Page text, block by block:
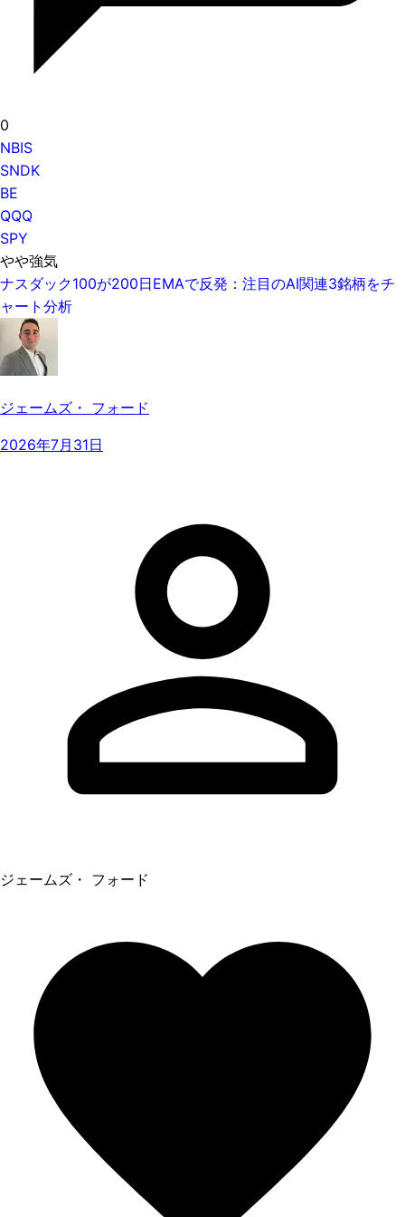
0
NBIS
SNDK
BE
QQQ
SPY
やや強気
ナスダック100が200日EMAで反発：注目のAI関連3銘柄をチ
ャート分析
ジェームズ・ フォード
2026年7月31日
ジェームズ・ フォード